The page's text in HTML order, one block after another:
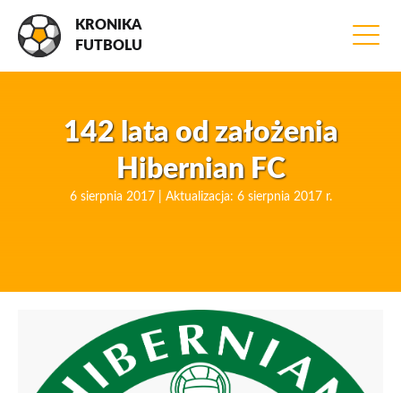
KRONIKA
FUTBOLU
142 lata od założenia
Hibernian FC
6 sierpnia 2017 | Aktualizacja: 6 sierpnia 2017 r.